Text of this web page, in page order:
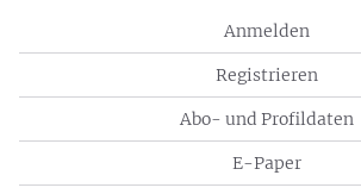
Anmelden
Registrieren
Abo- und Profildaten
E-Paper